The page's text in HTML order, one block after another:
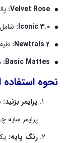
Velvet Rose:
Iconic 3.0:
Newtrals 2:
Basic Mattes:
نحوه استفاده
پرایمر بزنید:
پرایمر
رنگ پایه: